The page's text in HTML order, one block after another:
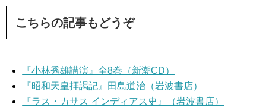
こちらの記事もどうぞ
『小林秀雄講演』全8巻（新潮CD）
『昭和天皇拝謁記』田島道治（岩波書店）
『ラス・カサス インディアス史』（岩波書店）